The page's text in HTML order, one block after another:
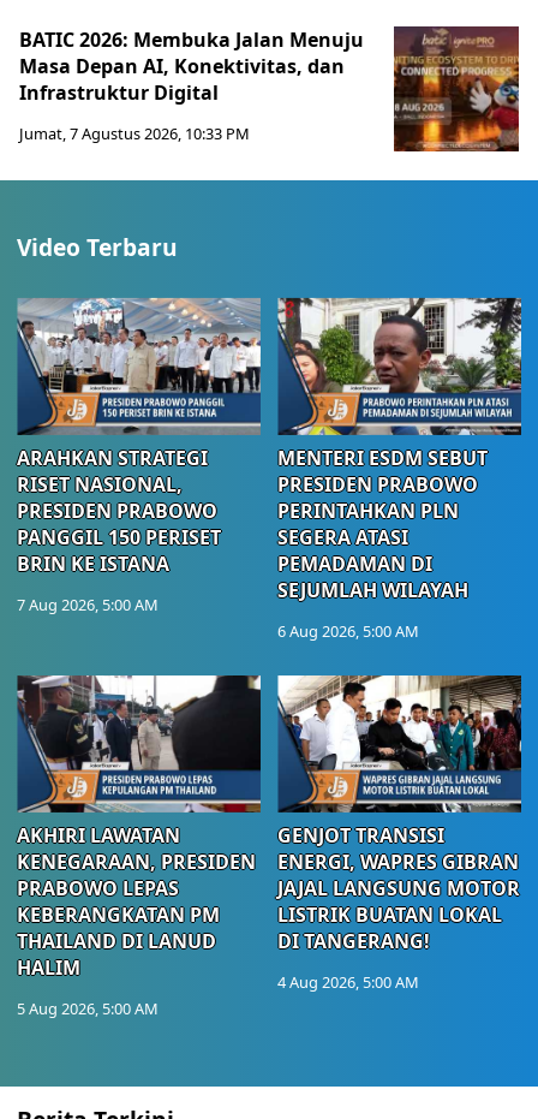
BATIC 2026: Membuka Jalan Menuju
Masa Depan AI, Konektivitas, dan
Infrastruktur Digital
Jumat, 7 Agustus 2026, 10:33 PM
Video Terbaru
ARAHKAN STRATEGI
RISET NASIONAL,
PRESIDEN PRABOWO
PANGGIL 150 PERISET
BRIN KE ISTANA
7 Aug 2026, 5:00 AM
MENTERI ESDM SEBUT
PRESIDEN PRABOWO
PERINTAHKAN PLN
SEGERA ATASI
PEMADAMAN DI
SEJUMLAH WILAYAH
6 Aug 2026, 5:00 AM
AKHIRI LAWATAN
KENEGARAAN, PRESIDEN
PRABOWO LEPAS
KEBERANGKATAN PM
THAILAND DI LANUD
HALIM
5 Aug 2026, 5:00 AM
GENJOT TRANSISI
ENERGI, WAPRES GIBRAN
JAJAL LANGSUNG MOTOR
LISTRIK BUATAN LOKAL
DI TANGERANG!
4 Aug 2026, 5:00 AM